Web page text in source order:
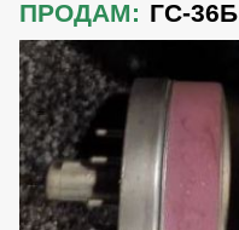
ПРОДАМ: ГС-36Б